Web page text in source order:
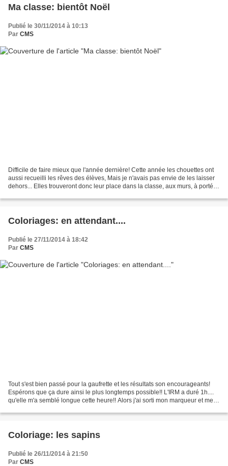
Ma classe: bientôt Noël
Publié le 30/11/2014 à 10:13
Par CMS
Difficile de faire mieux que l'année dernière! Cette année les chouettes ont
aussi recueilli les rêves des élèves, Mais je n'avais pas envie de les laisser
dehors... Elles trouveront donc leur place dans la classe, aux murs, à portée
Coloriages: en attendant....
Publié le 27/11/2014 à 18:42
Par CMS
Tout s'est bien passé pour la gaufrette et les résultats son encourageants!
Espérons que ça dure ainsi le plus longtemps possible!! L'IRM a duré 1h....
qu'elle m'a semblé longue cette heure!! Alors j'ai sorti mon marqueur et mes
Coloriage: les sapins
Publié le 26/11/2014 à 21:50
Par CMS